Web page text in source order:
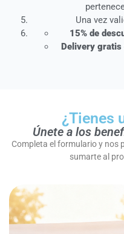
Una vez
15% de
Delivery
¿Tienes
Únete a los
Completa el formulario y nos
sumarte al